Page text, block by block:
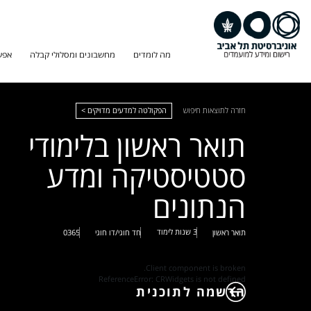
מה לומדים מחשבונים ומסלולי קבלה
חזרה לתוצאות חיפוש הפקולטה למדעים מדויקים >
תואר ראשון בלימודי
סטטיסטיקה ומדע
הנתונים
תואר ראשון 3 שנות לימוד חד חוגי/דו חוגי 0365
Client component is broken.
ReferenceError: CRWidgets is not defined
הרשמה לתוכנית